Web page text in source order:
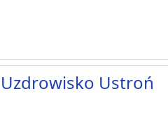
Uzdrowisko Ustroń